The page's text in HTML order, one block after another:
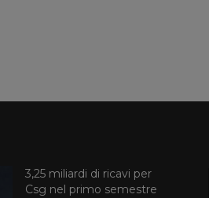
3,25 miliardi di ricavi per
Csg nel primo semestre